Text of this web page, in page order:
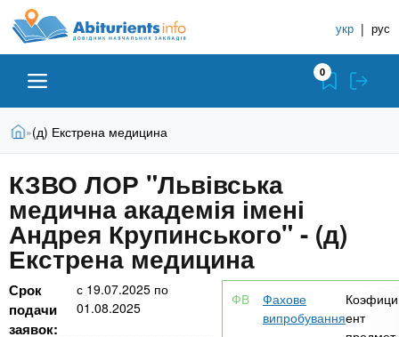
A
b
i
t
u
r
i
п
р
в
о
н
и
к
У
ч
е
укр | рус
Абитуриенту
Вузы
Колледжи
Курсы
0
В
д
е
с
ь
Главная
»(д) Екстрена медицина
КЗВО ЛОР "Львівська
медична академія імені
Андрея Крупинського" - (д)
Екстрена медицина
Срок
подачи
заявок:
с 19.07.2025 по
01.08.2025
Фахове
випробування
Коэфици
ент